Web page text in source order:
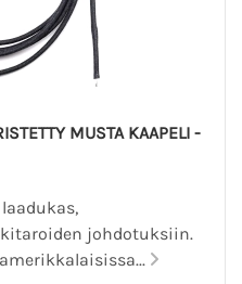
MUSTA KAAPELI -
johdotuksiin.